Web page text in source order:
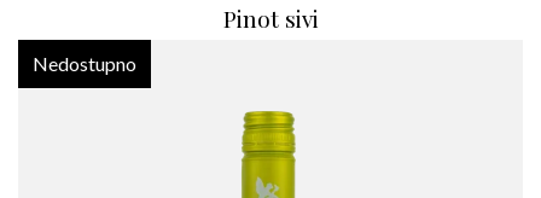
Pinot sivi
Nedostupno